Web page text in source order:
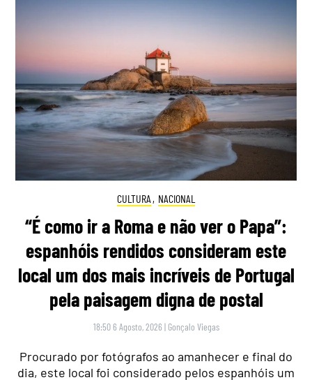
CULTURA , NACIONAL
“É como ir a Roma e não ver o Papa”:
espanhóis rendidos consideram este
local um dos mais incríveis de Portugal
pela paisagem digna de postal
18:50 6 Agosto, 2026 | Gonçalo Viegas
Procurado por fotógrafos ao amanhecer e final do
dia, este local foi considerado pelos espanhóis um